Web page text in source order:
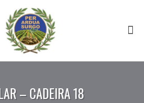
– CADEIRA 18